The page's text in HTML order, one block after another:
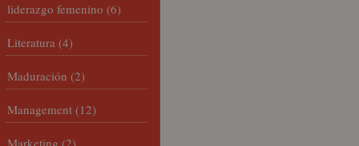
liderazgo femenino (6)
Literatura (4)
Maduración (2)
Management (12)
Marketing (2)